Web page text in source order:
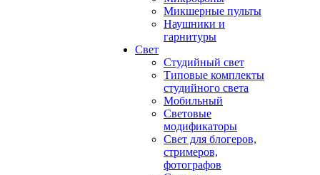
Микшерные пульты
Наушники и
гарнитуры
Свет
Студийный свет
Типовые комплекты
студийного света
Мобильный
Световые
модификаторы
Свет для блогеров,
стримеров,
фотографов